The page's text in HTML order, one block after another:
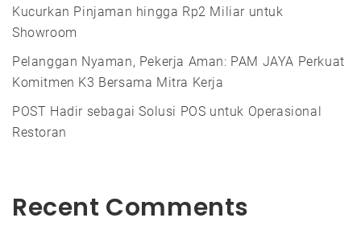
Kucurkan Pinjaman hingga Rp2 Miliar untuk
Showroom
Pelanggan Nyaman, Pekerja Aman: PAM JAYA Perkuat
Komitmen K3 Bersama Mitra Kerja
POST Hadir sebagai Solusi POS untuk Operasional
Restoran
Recent Comments